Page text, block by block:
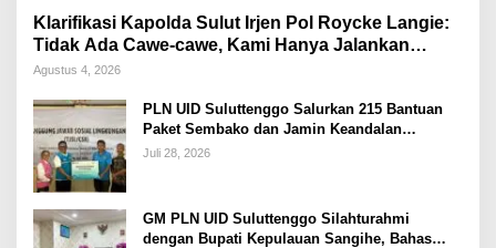
Klarifikasi Kapolda Sulut Irjen Pol Roycke Langie:
Tidak Ada Cawe-cawe, Kami Hanya Jalankan
Perintah Undang-Undang
Agustus 4, 2026
PLN UID Suluttenggo Salurkan 215 Bantuan
Paket Sembako dan Jamin Keandalan
Kelistrikan Pasca Bencana di Tamako
Juli 28, 2026
GM PLN UID Suluttenggo Silahturahmi
dengan Bupati Kepulauan Sangihe, Bahas